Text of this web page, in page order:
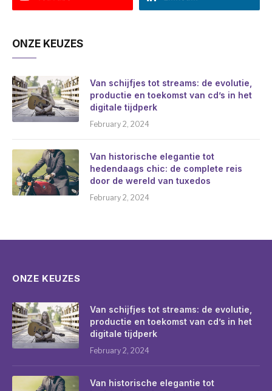
ONZE KEUZES
Van schijfjes tot streams: de evolutie,
productie en toekomst van cd’s in het
digitale tijdperk
February 2, 2024
Van historische elegantie tot
hedendaags chic: de complete reis
door de wereld van tuxedos
February 2, 2024
ONZE KEUZES
Van schijfjes tot streams: de evolutie,
productie en toekomst van cd’s in het
digitale tijdperk
February 2, 2024
Van historische elegantie tot